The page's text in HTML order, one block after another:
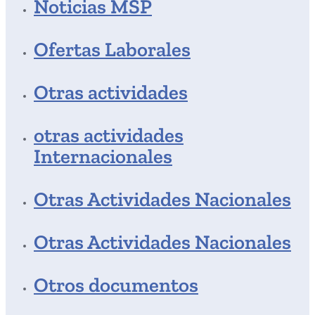
Noticias MSP
Ofertas Laborales
Otras actividades
otras actividades
Internacionales
Otras Actividades Nacionales
Otras Actividades Nacionales
Otros documentos